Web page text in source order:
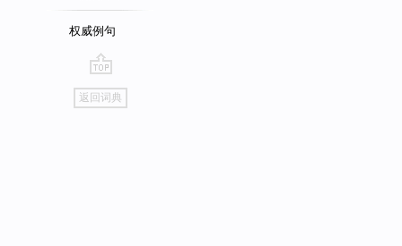
权威例句
go
top
返回词典